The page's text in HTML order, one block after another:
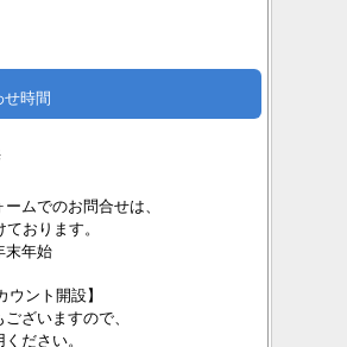
せ時間
ムでのお問合せは、
おります。
末年始
ウント開設】
ざいますので、
ださい。